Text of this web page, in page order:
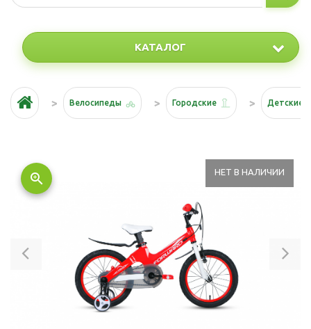
КАТАЛОГ
Велосипеды Городские Детские
НЕТ В НАЛИЧИИ
zoom_in